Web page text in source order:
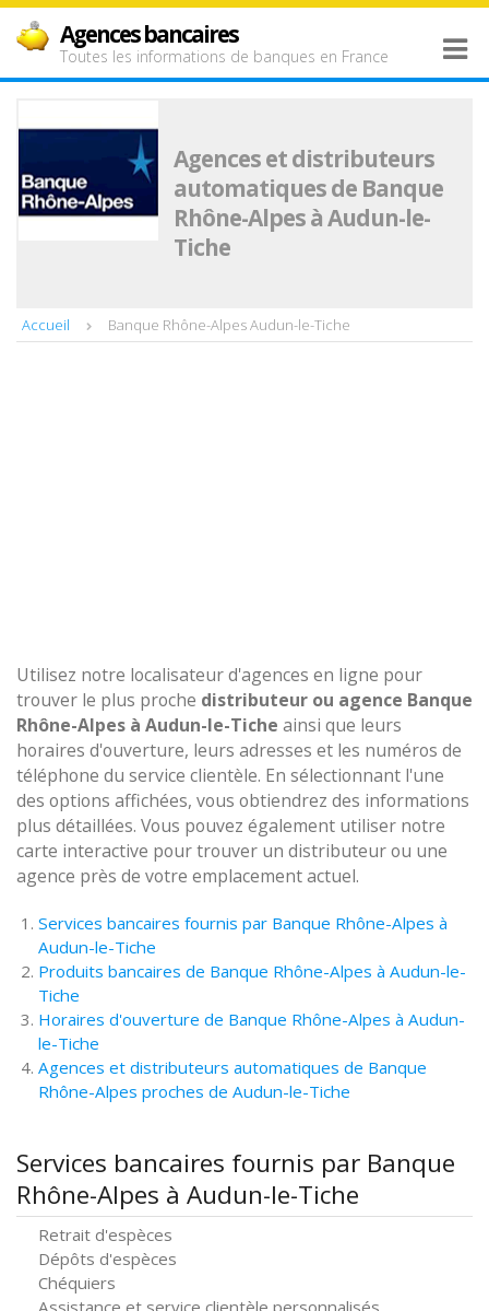
Agences bancaires
Toutes les informations de banques en France
Agences et distributeurs
automatiques de Banque
Rhône-Alpes à Audun-le-
Tiche
Accueil Banque Rhône-Alpes Audun-le-Tiche
Utilisez notre localisateur d'agences en ligne pour
trouver le plus proche distributeur ou agence Banque
Rhône-Alpes à Audun-le-Tiche ainsi que leurs
horaires d'ouverture, leurs adresses et les numéros de
téléphone du service clientèle. En sélectionnant l'une
des options affichées, vous obtiendrez des informations
plus détaillées. Vous pouvez également utiliser notre
carte interactive pour trouver un distributeur ou une
agence près de votre emplacement actuel.
Services bancaires fournis par Banque Rhône-Alpes à
Audun-le-Tiche
Produits bancaires de Banque Rhône-Alpes à Audun-le-
Tiche
Horaires d'ouverture de Banque Rhône-Alpes à Audun-
le-Tiche
Agences et distributeurs automatiques de Banque
Rhône-Alpes proches de Audun-le-Tiche
Services bancaires fournis par Banque
Rhône-Alpes à Audun-le-Tiche
Retrait d'espèces
Dépôts d'espèces
Chéquiers
Assistance et service clientèle personnalisés